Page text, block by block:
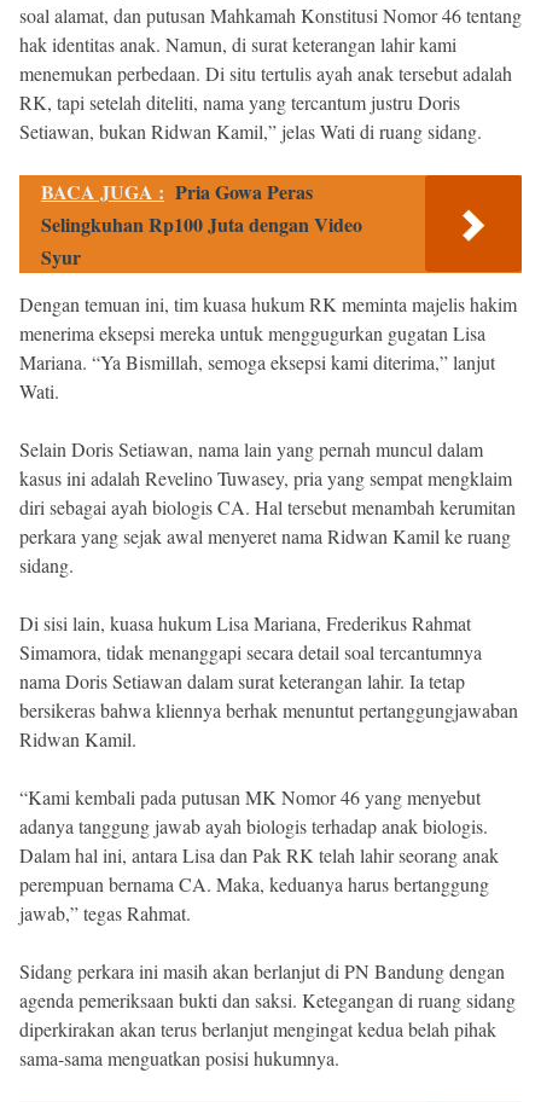
soal alamat, dan putusan Mahkamah Konstitusi Nomor 46 tentang
hak identitas anak. Namun, di surat keterangan lahir kami
menemukan perbedaan. Di situ tertulis ayah anak tersebut adalah
RK, tapi setelah diteliti, nama yang tercantum justru Doris
Setiawan, bukan Ridwan Kamil,” jelas Wati di ruang sidang.
BACA JUGA : Pria Gowa Peras
Selingkuhan Rp100 Juta dengan Video
Syur
Dengan temuan ini, tim kuasa hukum RK meminta majelis hakim
menerima eksepsi mereka untuk menggugurkan gugatan Lisa
Mariana. “Ya Bismillah, semoga eksepsi kami diterima,” lanjut
Wati.
Selain Doris Setiawan, nama lain yang pernah muncul dalam
kasus ini adalah Revelino Tuwasey, pria yang sempat mengklaim
diri sebagai ayah biologis CA. Hal tersebut menambah kerumitan
perkara yang sejak awal menyeret nama Ridwan Kamil ke ruang
sidang.
Di sisi lain, kuasa hukum Lisa Mariana, Frederikus Rahmat
Simamora, tidak menanggapi secara detail soal tercantumnya
nama Doris Setiawan dalam surat keterangan lahir. Ia tetap
bersikeras bahwa kliennya berhak menuntut pertanggungjawaban
Ridwan Kamil.
“Kami kembali pada putusan MK Nomor 46 yang menyebut
adanya tanggung jawab ayah biologis terhadap anak biologis.
Dalam hal ini, antara Lisa dan Pak RK telah lahir seorang anak
perempuan bernama CA. Maka, keduanya harus bertanggung
jawab,” tegas Rahmat.
Sidang perkara ini masih akan berlanjut di PN Bandung dengan
agenda pemeriksaan bukti dan saksi. Ketegangan di ruang sidang
diperkirakan akan terus berlanjut mengingat kedua belah pihak
sama-sama menguatkan posisi hukumnya.